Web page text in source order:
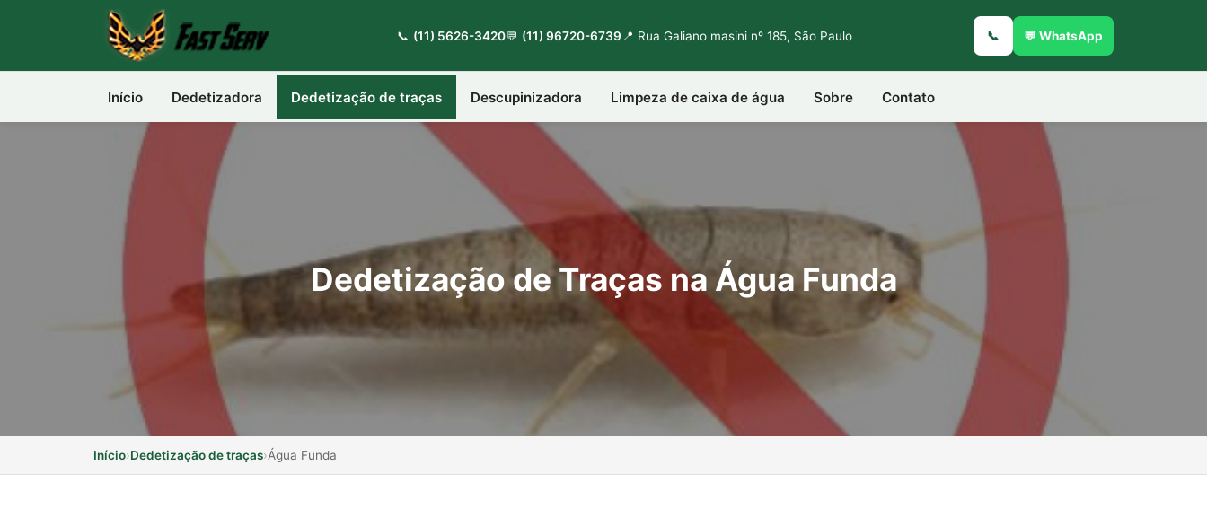
📞 (11) 5626-3420💬 (11) 96720-6739 📍 Rua Galiano masini nº 185, São Paulo 📞 💬 WhatsApp
Início Dedetizadora Dedetização de traças Descupinizadora Limpeza de caixa de água Sobre Contato
Dedetização de Traças na Água Funda
Início›Dedetização de traças›Água Funda